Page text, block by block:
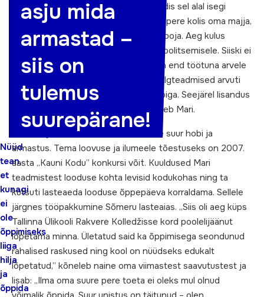
Nüüd
tean,
et
kunagi
ei
ole
õppimiseks
liiga
hilja
ja
õppida
asju mida
armastad –
siis on
tulemus
suurepärane!
Vahepeal õppis Mari õmblemist ja jõudis sel alal isegi
töötada. Selleks ajaks kolmelapseline pere kolis oma majja,
pereema jäi koduseks ja sai neljanda poja. Aeg kulus
koduaia kujundamisele ja pere eest hoolitsemisele. Siiski ei
mallanud ta ilma õppimata olla. „Võtsin end töötuna arvele
ja läbisin kelnerite algõppe kursuse. Algteadmised arvuti
kasutamisest tulid „Vaata maailma” abiga. Seejärel lisandus
meie perre veel kaks tüdrukut,” kõneleb Mari.
Aiandus ja loodus üldisemalt on naise suur hobi ja
armastus. Tema loovuse ja ilumeele tõestuseks on 2007.
aasta „Kauni Kodu” konkursi võit. Kuuldused Mari
teadmistest looduse kohta levisid kodukohas ning ta
kutsuti lasteaeda looduse õppepäeva korraldama. Sellele
järgnes tööpakkumine Sõmeru lasteaias. „Siis oli aeg küps
Tallinna Ülikooli Rakvere Kolledžisse kord poolelijäänut
lõpetama minna. Ületatud said ka õppimisega seondunud
rahalised raskused ning kool on nüüdseks edukalt
lõpetatud,” kõneleb naine oma viimastest saavutustest ja
lisab: „Ilma oma suure pere toeta ei oleks mul olnud